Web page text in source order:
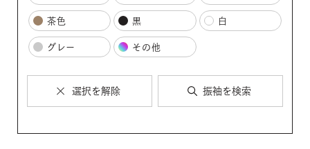
茶色 黒 白
グレー その他
選択を解除 振袖を検索